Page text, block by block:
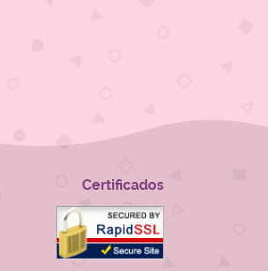
Certificados